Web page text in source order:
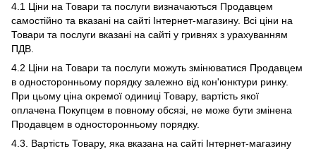
4.1 Ціни на Товари та послуги визначаються Продавцем
самостійно та вказані на сайті Інтернет-магазину. Всі ціни на
Товари та послуги вказані на сайті у гривнях з урахуванням
ПДВ.
4.2 Ціни на Товари та послуги можуть змінюватися Продавцем
в односторонньому порядку залежно від кон'юнктури ринку.
При цьому ціна окремої одиниці Товару, вартість якої
оплачена Покупцем в повному обсязі, не може бути змінена
Продавцем в односторонньому порядку.
4.3. Вартість Товару, яка вказана на сайті Інтернет-магазину